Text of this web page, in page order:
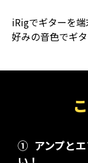
iRigでギターを端
好みの音色でギ
① アンプと